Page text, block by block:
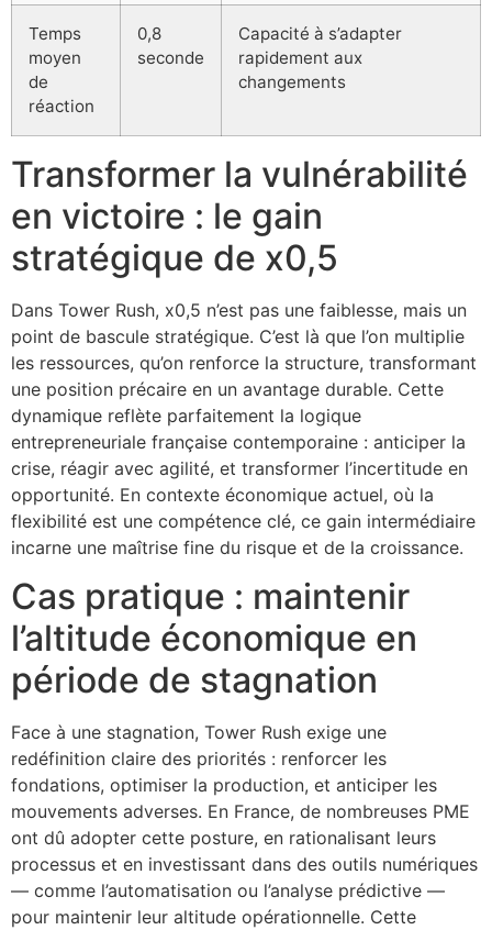
Temps
moyen
de
réaction
0,8
seconde
Capacité à s’adapter
rapidement aux
changements
Transformer la vulnérabilité
en victoire : le gain
stratégique de x0,5
Dans Tower Rush, x0,5 n’est pas une faiblesse, mais un
point de bascule stratégique. C’est là que l’on multiplie
les ressources, qu’on renforce la structure, transformant
une position précaire en un avantage durable. Cette
dynamique reflète parfaitement la logique
entrepreneuriale française contemporaine : anticiper la
crise, réagir avec agilité, et transformer l’incertitude en
opportunité. En contexte économique actuel, où la
flexibilité est une compétence clé, ce gain intermédiaire
incarne une maîtrise fine du risque et de la croissance.
Cas pratique : maintenir
l’altitude économique en
période de stagnation
Face à une stagnation, Tower Rush exige une
redéfinition claire des priorités : renforcer les
fondations, optimiser la production, et anticiper les
mouvements adverses. En France, de nombreuses PME
ont dû adopter cette posture, en rationalisant leurs
processus et en investissant dans des outils numériques
— comme l’automatisation ou l’analyse prédictive —
pour maintenir leur altitude opérationnelle. Cette